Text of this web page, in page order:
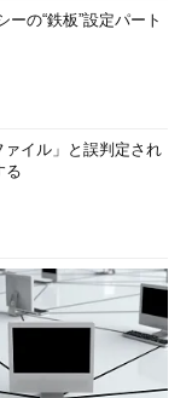
の“鉄板”設定パート
イル」と誤判定され
る